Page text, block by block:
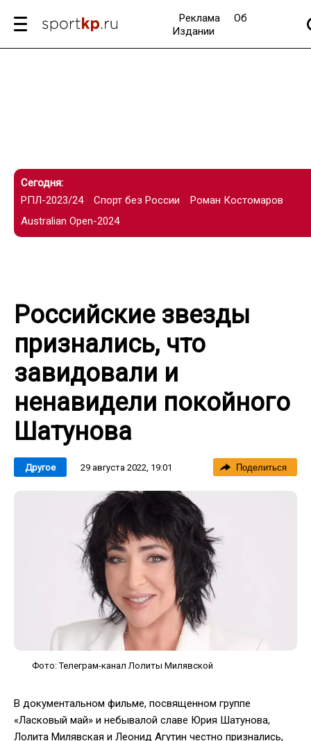
Реклама
Об
Издании
Сегодня:
РПЛ-2023/24
Спорт без России
Роман Костомаров
Australian Open-2024
Российские звезды
признались, что
завидовали и
ненавидели покойного
Шатунова
Другое 29 августа 2022, 19:01 Поделиться
Фото: Телеграм-канал Лолиты Милявской
В документальном фильме, посвященном группе
«Ласковый май» и небывалой славе Юрия Шатунова,
Лолита Милявская и Леонид Агутин честно признались,